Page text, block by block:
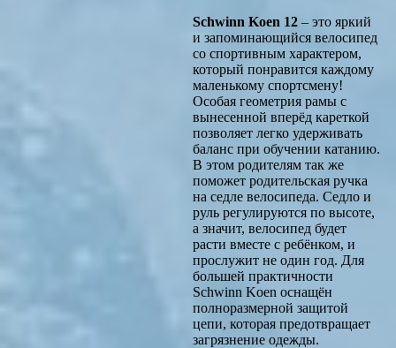
Schwinn Koen 12 – это яркий
и запоминающийся велосипед
со спортивным характером,
который понравится каждому
маленькому спортсмену!
Особая геометрия рамы с
вынесенной вперёд кареткой
позволяет легко удерживать
баланс при обучении катанию.
В этом родителям так же
поможет родительская ручка
на седле велосипеда. Седло и
руль регулируются по высоте,
а значит, велосипед будет
расти вместе с ребёнком, и
прослужит не один год. Для
большей практичности
Schwinn Koen оснащён
полноразмерной защитой
цепи, которая предотвращает
загрязнение одежды.